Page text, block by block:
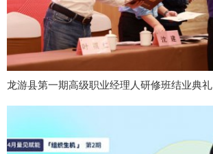
龙游县第一期高级职业经理人研修班结业典礼